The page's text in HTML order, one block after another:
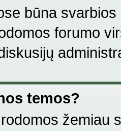
būna
forumo
temos?
žemiau